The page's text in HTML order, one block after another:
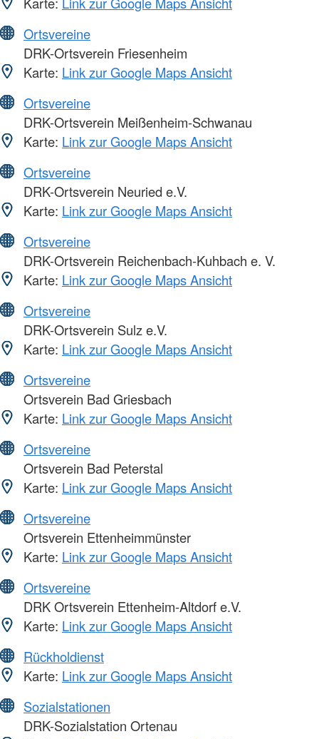
Ortsvereine
DRK-Ortsverein Friesenheim
Karte: Link zur Google Maps Ansicht
Ortsvereine
DRK-Ortsverein Meißenheim-Schwanau
Karte: Link zur Google Maps Ansicht
Ortsvereine
DRK-Ortsverein Neuried e.V.
Karte: Link zur Google Maps Ansicht
Ortsvereine
DRK-Ortsverein Reichenbach-Kuhbach e. V.
Karte: Link zur Google Maps Ansicht
Ortsvereine
DRK-Ortsverein Sulz e.V.
Karte: Link zur Google Maps Ansicht
Ortsvereine
Ortsverein Bad Griesbach
Karte: Link zur Google Maps Ansicht
Ortsvereine
Ortsverein Bad Peterstal
Karte: Link zur Google Maps Ansicht
Ortsvereine
Ortsverein Ettenheimmünster
Karte: Link zur Google Maps Ansicht
Ortsvereine
DRK Ortsverein Ettenheim-Altdorf e.V.
Karte: Link zur Google Maps Ansicht
Rückholdienst
Karte: Link zur Google Maps Ansicht
Sozialstationen
DRK-Sozialstation Ortenau